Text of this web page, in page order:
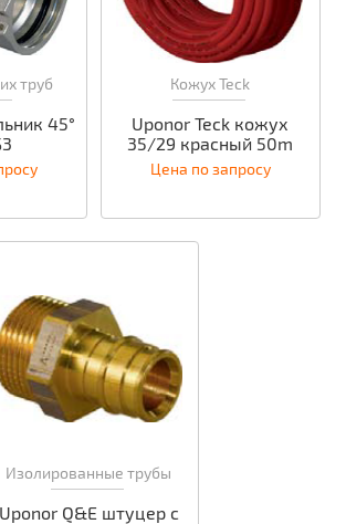
труб
45°
Кожух Teck
Uponor Teck кожух
35/29 красный 50m
Цена по запросу
Изолированные трубы
Uponor Q&E штуцер с